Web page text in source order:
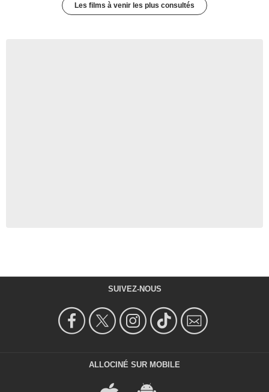
Les films à venir les plus consultés
SUIVEZ-NOUS
ALLOCINÉ SUR MOBILE